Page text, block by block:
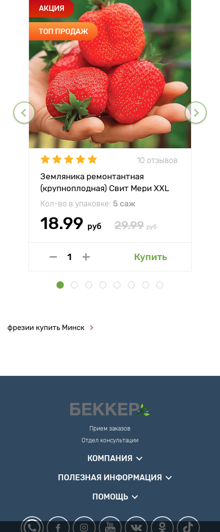
АКЦИЯ
ТОП ПРОДАЖ
10 отзывов
Земляника ремонтантная
(крупноплодная) Свит Мери XXL
Кол-во в упаковке: 5 саж
18.99 руб 29.99 руб
Купить
фрезии купить Минск
Прием заказов
Отдел консультации
КОМПАНИЯ
ПОЛЕЗНАЯ ИНФОРМАЦИЯ
ПОМОЩЬ